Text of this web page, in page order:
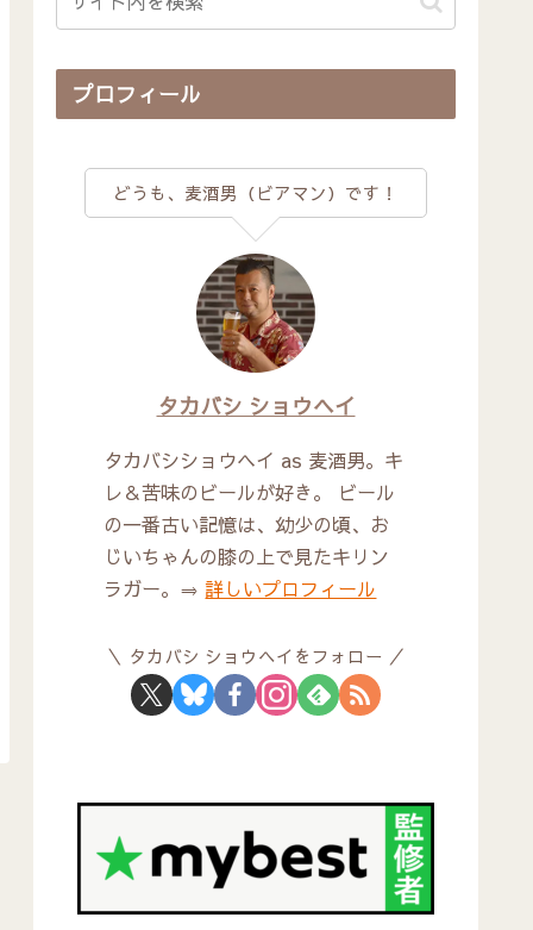
プロフィール
どうも、麦酒男（ビアマン）です！
タカバシ ショウヘイ
タカバシショウヘイ as 麦酒男。キ
レ＆苦味のビールが好き。 ビール
の一番古い記憶は、幼少の頃、お
じいちゃんの膝の上で見たキリン
ラガー。⇒詳しいプロフィール
タカバシ ショウヘイをフォロー